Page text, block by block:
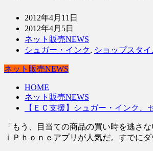
2012年4月11日
2012年4月5日
ネット販売NEWS
シュガー・インク, ショップスタ
ネット販売NEWS
HOME
ネット販売NEWS
【ＥＣ支援】シュガー・インク、
「もう、目当ての商品の買い時を逃さ
ｉＰｈｏｎｅアプリが人気だ。すでに